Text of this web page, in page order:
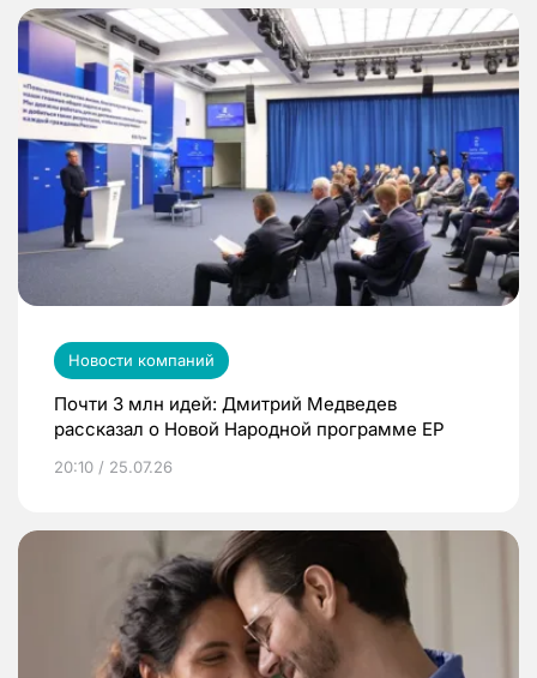
Новости компаний
Почти 3 млн идей: Дмитрий Медведев
рассказал о Новой Народной программе ЕР
20:10 / 25.07.26